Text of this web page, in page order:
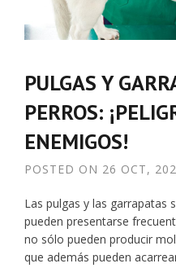
PULGAS Y
PERROS:
ENEMIGOS!
POSTED ON 26 OCT,
Las pulgas y las garrapatas
pueden presentarse
no sólo pueden producir
que además pueden